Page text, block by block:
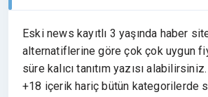
Eski news kayıtlı 3 yaşında haber
alternatiflerine göre çok çok uygun
süre kalıcı tanıtım yazısı alabilirsiniz.
+18 içerik hariç bütün kategorilerde